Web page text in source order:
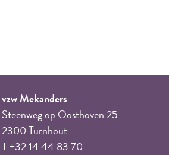
vzw Mekanders
Steenweg op Oosthoven 25
2300 Turnhout
T +32 14 44 83 70